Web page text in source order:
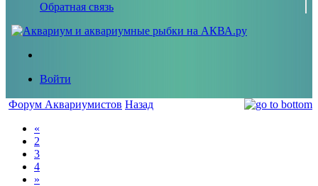
Обратная связь
Войти
Форум Аквариумистов Назад
«
2
3
4
»